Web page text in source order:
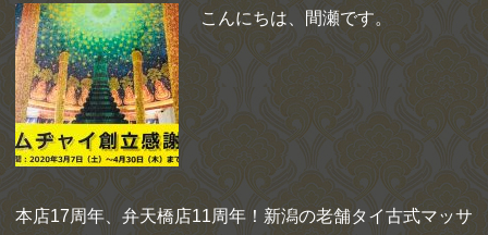
こんにちは、間瀬です。
本店17周年、弁天橋店11周年！新潟の老舗タイ古式マッサ